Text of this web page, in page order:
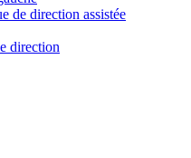
de direction assistée
direction